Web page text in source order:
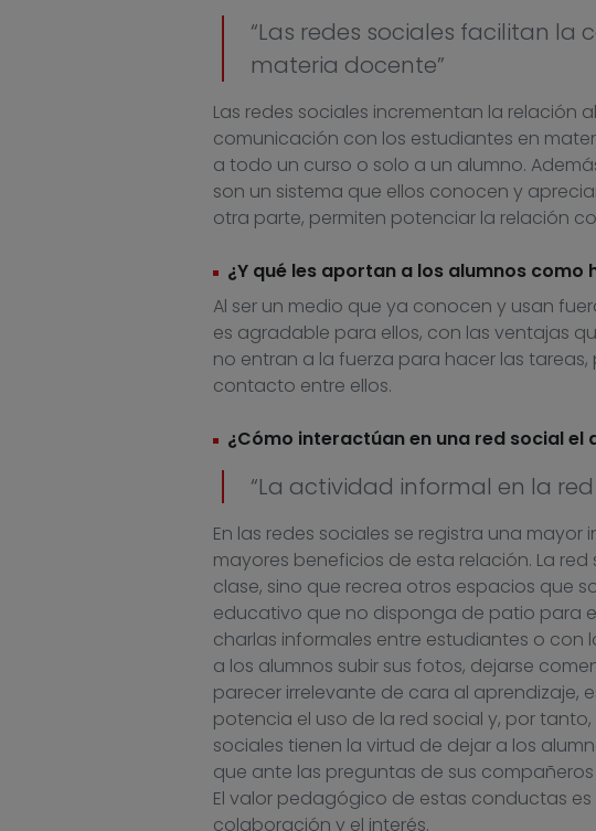
“Las redes sociales facilitan
materia docente”
Las redes sociales incrementan la relación
comunicación con los estudiantes en
a todo un curso o solo a un alumno.
son un sistema que ellos conocen y
otra parte, permiten potenciar la relación
¿Y qué les aportan a los alumnos
Al ser un medio que ya conocen y usan
es agradable para ellos, con las ventajas
no entran a la fuerza para hacer las
contacto entre ellos.
¿Cómo interactúan en una red social
“La actividad informal en la
En las redes sociales se registra una
mayores beneficios de esta relación. La
clase, sino que recrea otros espacios que
educativo que no disponga de patio para
charlas informales entre estudiantes o con
a los alumnos subir sus fotos, dejarse
parecer irrelevante de cara al aprendizaje,
potencia el uso de la red social y, por
sociales tienen la virtud de dejar a los
que ante las preguntas de sus
El valor pedagógico de estas conductas
colaboración y el interés.